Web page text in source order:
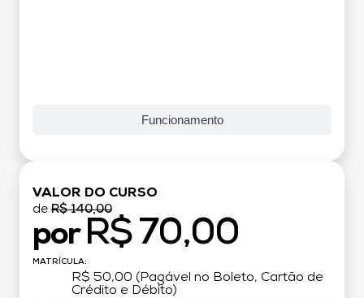
Funcionamento
VALOR DO CURSO
de R$ 140,00
por R$ 70,00
MATRÍCULA:
R$ 50,00 (Pagável no Boleto, Cartão de
Crédito e Débito)